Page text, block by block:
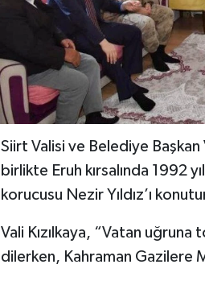
Siirt Valisi ve Belediye Başkan
birlikte Eruh kırsalında 1992
korucusu Nezir Yıldız’ı
Vali Kızılkaya, “Vatan
dilerken, Kahraman Gazilere